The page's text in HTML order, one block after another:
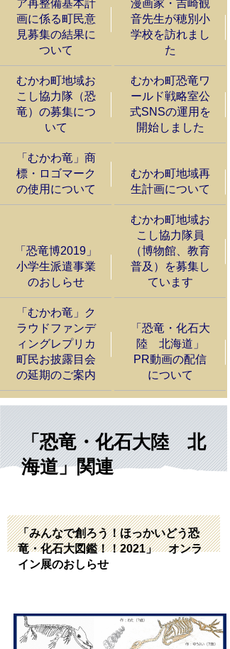
ア再整備基本計
画に係る町民意
見募集の結果に
ついて
漫画家・吉崎観
音先生が穂別小
学校を訪れまし
た
むかわ町地域お
こし協力隊（恐
竜）の募集につ
いて
むかわ町恐竜ワ
ールド戦略室公
式SNSの運用を
開始しました
「むかわ竜」商
標・ロゴマーク
の使用について
むかわ町地域再
生計画について
「恐竜博2019」
小学生派遣事業
のおしらせ
むかわ町地域お
こし協力隊員
（博物館、教育
普及）を募集し
ています
「むかわ竜」ク
ラウドファンデ
ィングレプリカ
町民お披露目会
の延期のご案内
「恐竜・化石大
陸 北海道」
PR動画の配信
について
「恐竜・化石大陸 北
海道」関連
「みんなで創ろう！ほっかいどう恐
竜・化石大図鑑！！2021」 オンラ
イン展のおしらせ